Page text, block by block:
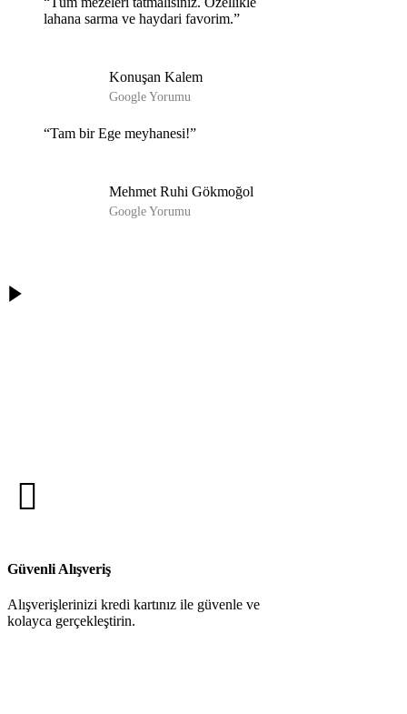
lahana sarma ve haydari favorim.”
Konuşan Kalem
Google Yorumu
“Tam bir Ege meyhanesi!”
Mehmet Ruhi Gökmoğol
Google Yorumu
Play
Güvenli Alışveriş
Alışverişlerinizi kredi kartınız ile güvenle ve
kolayca gerçekleştirin.